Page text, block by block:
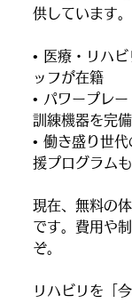
供しています。
• 医療・リハ
ッフが在籍
• パワープレ
訓練機器を完備
• 働き盛り世
援プログラム
現在、無料の
です。費用や
ぞ。
リハビリを「